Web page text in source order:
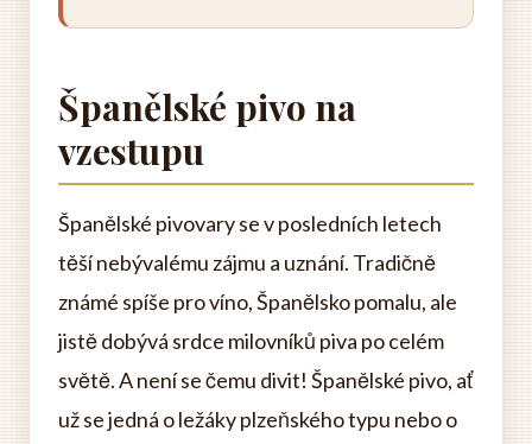
Španělské pivo na
vzestupu
Španělské pivovary se v posledních letech
těší nebývalému zájmu a uznání. Tradičně
známé spíše pro víno, Španělsko pomalu, ale
jistě dobývá srdce milovníků piva po celém
světě. A není se čemu divit! Španělské pivo, ať
už se jedná o ležáky plzeňského typu nebo o